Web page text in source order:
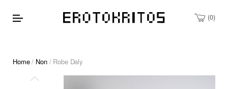
0
Home/ Non/ Robe Daly